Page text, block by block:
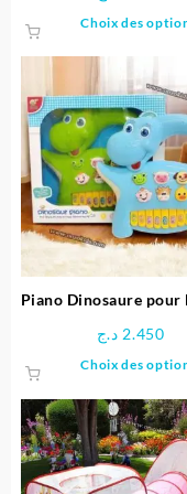
Choix des
Piano Dinosaure pour
2.450 د.ج
Choix des